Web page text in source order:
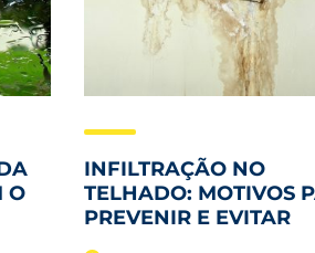
O
INFILTRAÇÃO NO
TELHADO: MOTIVOS
PREVENIR E EVITAR